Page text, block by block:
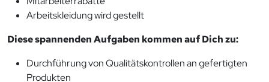
Arbeitskleidung wird gestellt
Diese spannenden Aufgaben kommen auf Dich zu:
Durchführung von Qualitätskontrollen an gefertigten
Produkten